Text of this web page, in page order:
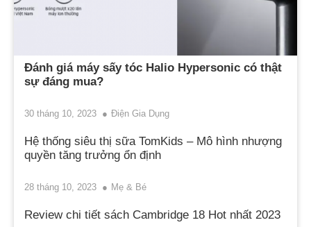
Đánh giá máy sấy tóc Halio Hypersonic có thật
sự đáng mua?
30 tháng 10, 2023 Điện Gia Dụng
Hệ thống siêu thị sữa TomKids – Mô hình nhượng
quyền tăng trưởng ổn định
28 tháng 10, 2023 Mẹ & Bé
Review chi tiết sách Cambridge 18 Hot nhất 2023